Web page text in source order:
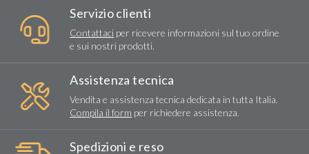
Servizio clienti
Contattaci per ricevere informazioni sul tuo ordine
e sui nostri prodotti.
Assistenza tecnica
Vendita e assistenza tecnica dedicata in tutta Italia.
Compila il form per richiedere assistenza.
Spedizioni e reso